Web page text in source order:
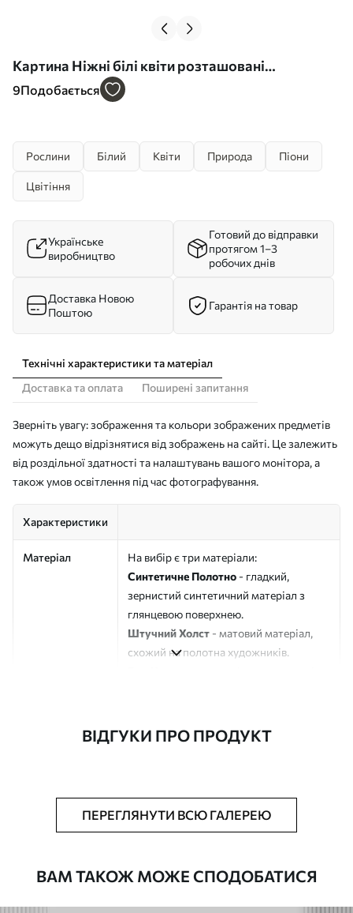
Картина Ніжні білі квіти розташовані
природним, органічним візерунком на світлому
9Подобається
Рослини Білий Квіти Природа Піони
Цвітіння
Українське
виробництво
Готовий до відправки
протягом 1–3
робочих днів
Доставка Новою
Поштою
Гарантія на товар
Технічні характеристики та матеріал
Доставка та оплата
Поширені запитання
Зверніть увагу: зображення та кольори зображених предметів
можуть дещо відрізнятися від зображень на сайті. Це залежить
від роздільної здатності та налаштувань вашого монітора, а
також умов освітлення під час фотографування.
Характеристики
Матеріал
На вибір є три матеріали:
Синтетичне Полотно - гладкий,
зернистий синтетичний матеріал з
глянцевою поверхнею.
Штучний Холст - матовий матеріал,
схожий на полотна художників.
Додатково Можна додати лакове покриття.
ВІДГУКИ ПРО ПРОДУКТ
ПЕРЕГЛЯНУТИ ВСЮ ГАЛЕРЕЮ
ВАМ ТАКОЖ МОЖЕ СПОДОБАТИСЯ